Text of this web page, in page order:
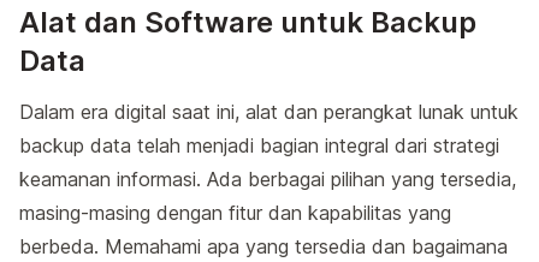
Alat dan Software untuk Backup
Data
Dalam era digital saat ini, alat dan perangkat lunak untuk
backup data telah menjadi bagian integral dari strategi
keamanan informasi. Ada berbagai pilihan yang tersedia,
masing-masing dengan fitur dan kapabilitas yang
berbeda. Memahami apa yang tersedia dan bagaimana